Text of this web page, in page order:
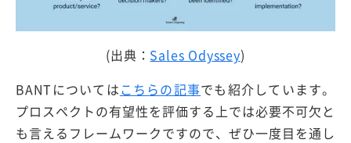
(出典： Sales Odyssey)
BANTについてはこちらの記事でも紹介しています。
プロスペクトの有望性を評価する上では必要不可欠と
も言えるフレームワークですので、ぜひ一度目を通し